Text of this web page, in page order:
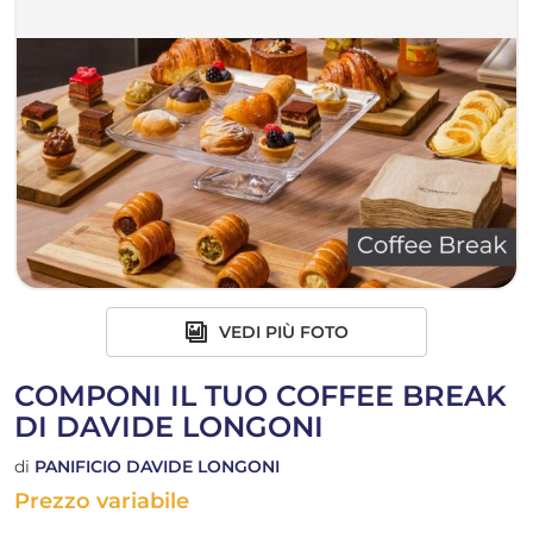
VEDI PIÙ FOTO
COMPONI IL TUO COFFEE BREAK
DI DAVIDE LONGONI
di PANIFICIO DAVIDE LONGONI
Prezzo variabile